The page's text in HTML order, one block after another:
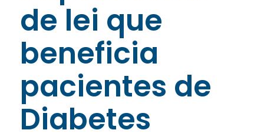
de lei que
beneficia
pacientes de
Diabetes